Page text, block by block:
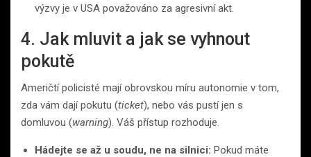
výzvy je v USA považováno za agresivní akt.
4. Jak mluvit a jak se vyhnout
pokutě
Američtí policisté mají obrovskou míru autonomie v tom,
zda vám dají pokutu (ticket), nebo vás pustí jen s
domluvou (warning). Váš přístup rozhoduje.
Hádejte se až u soudu, ne na silnici: Pokud máte